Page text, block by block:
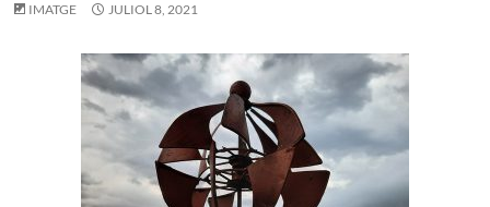
IMATGE
JULIOL 8, 2021